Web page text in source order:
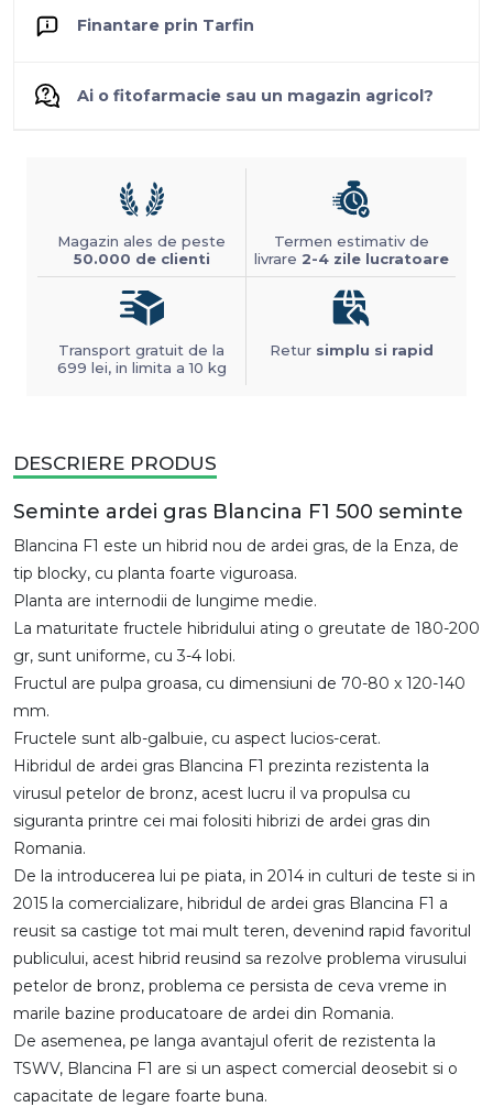
Finantare prin Tarfin
Ai o fitofarmacie sau un magazin agricol?
Magazin ales de peste
50.000 de clienti
Termen estimativ de
livrare 2-4 zile lucratoare
Transport gratuit de la
699 lei, in limita a 10 kg
Retur simplu si rapid
DESCRIERE PRODUS
Seminte ardei gras Blancina F1 500 seminte
Blancina F1 este un hibrid nou de ardei gras, de la Enza, de
tip blocky, cu planta foarte viguroasa.
Planta are internodii de lungime medie.
La maturitate fructele hibridului ating o greutate de 180-200
gr, sunt uniforme, cu 3-4 lobi.
Fructul are pulpa groasa, cu dimensiuni de 70-80 x 120-140
mm.
Fructele sunt alb-galbuie, cu aspect lucios-cerat.
Hibridul de ardei gras Blancina F1 prezinta rezistenta la
virusul petelor de bronz, acest lucru il va propulsa cu
siguranta printre cei mai folositi hibrizi de ardei gras din
Romania.
De la introducerea lui pe piata, in 2014 in culturi de teste si in
2015 la comercializare, hibridul de ardei gras Blancina F1 a
reusit sa castige tot mai mult teren, devenind rapid favoritul
publicului, acest hibrid reusind sa rezolve problema virusului
petelor de bronz, problema ce persista de ceva vreme in
marile bazine producatoare de ardei din Romania.
De asemenea, pe langa avantajul oferit de rezistenta la
TSWV, Blancina F1 are si un aspect comercial deosebit si o
capacitate de legare foarte buna.